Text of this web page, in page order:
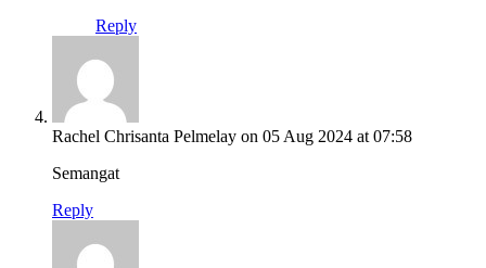
Reply
Rachel Chrisanta Pelmelay on 05 Aug 2024 at 07:58
Semangat
Reply